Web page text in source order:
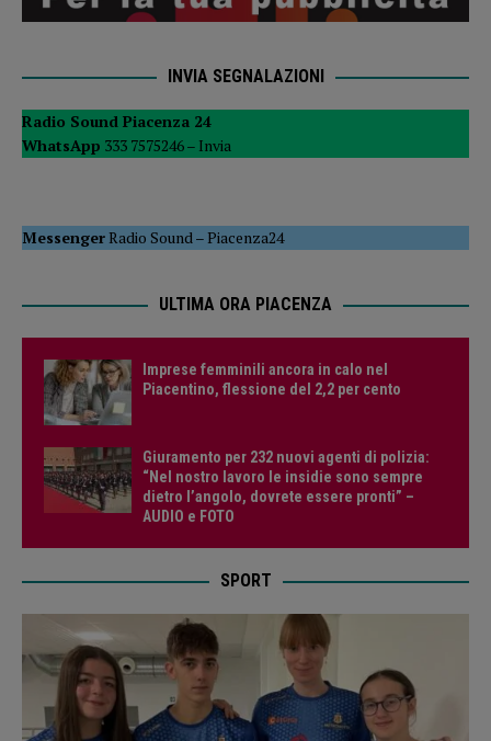
INVIA SEGNALAZIONI
Radio Sound Piacenza 24
WhatsApp 333 7575246 – Invia
MessengerRadio Sound–Piacenza24
ULTIMA ORA PIACENZA
Imprese femminili ancora in calo nel
Piacentino, flessione del 2,2 per cento
Giuramento per 232 nuovi agenti di polizia:
“Nel nostro lavoro le insidie sono sempre
dietro l’angolo, dovrete essere pronti” –
AUDIO e FOTO
SPORT